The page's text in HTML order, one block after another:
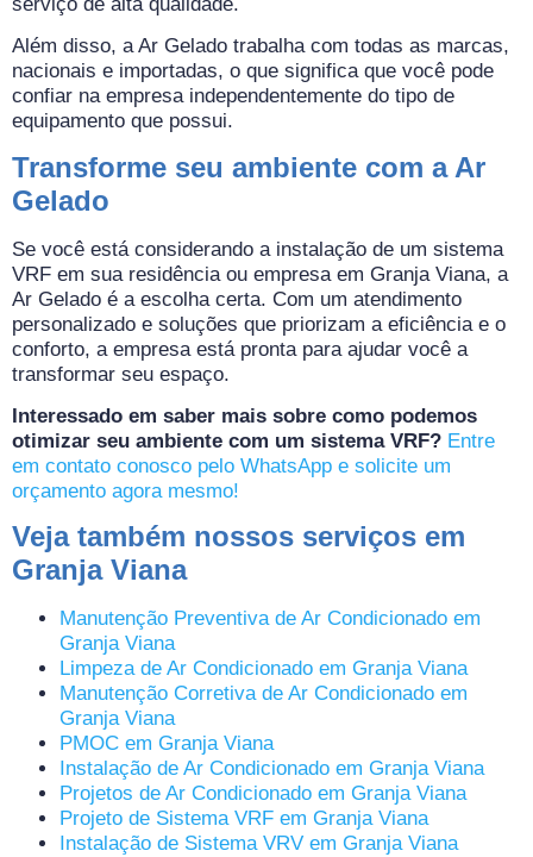
Além disso, a Ar Gelado trabalha com todas as marcas,
nacionais e importadas, o que significa que você pode
confiar na empresa independentemente do tipo de
equipamento que possui.
Transforme seu ambiente com a Ar
Gelado
Se você está considerando a instalação de um sistema
VRF em sua residência ou empresa em Granja Viana, a
Ar Gelado é a escolha certa. Com um atendimento
personalizado e soluções que priorizam a eficiência e o
conforto, a empresa está pronta para ajudar você a
transformar seu espaço.
Interessado em saber mais sobre como podemos
otimizar seu ambiente com um sistema VRF? Entre
em contato conosco pelo WhatsApp e solicite um
orçamento agora mesmo!
Veja também nossos serviços em
Granja Viana
Manutenção Preventiva de Ar Condicionado em
Granja Viana
Limpeza de Ar Condicionado em Granja Viana
Manutenção Corretiva de Ar Condicionado em
Granja Viana
PMOC em Granja Viana
Instalação de Ar Condicionado em Granja Viana
Projetos de Ar Condicionado em Granja Viana
Projeto de Sistema VRF em Granja Viana
Instalação de Sistema VRV em Granja Viana